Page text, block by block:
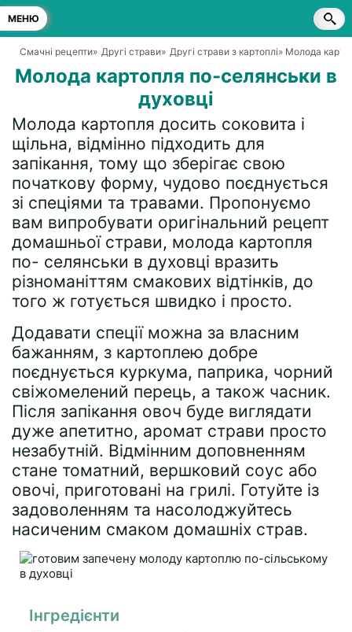
МЕНЮ
Смачні рецепти» Другі страви» Другі страви з картоплі» Молода
Молода картопля по-селянськи в
духовці
Молода картопля досить соковита і
щільна, відмінно підходить для
запікання, тому що зберігає свою
початкову форму, чудово поєднується
зі спеціями та травами. Пропонуємо
вам випробувати оригінальний рецепт
домашньої страви, молода картопля
по- селянськи в духовці вразить
різноманіттям смакових відтінків, до
того ж готується швидко і просто.
Додавати спеції можна за власним
бажанням, з картоплею добре
поєднується куркума, паприка, чорний
свіжомелений перець, а також часник.
Після запікання овоч буде виглядати
дуже апетитно, аромат страви просто
незабутній. Відмінним доповненням
стане томатний, вершковий соус або
овочі, приготовані на грилі. Готуйте із
задоволенням та насолоджуйтесь
насиченим смаком домашніх страв.
Інгредієнти